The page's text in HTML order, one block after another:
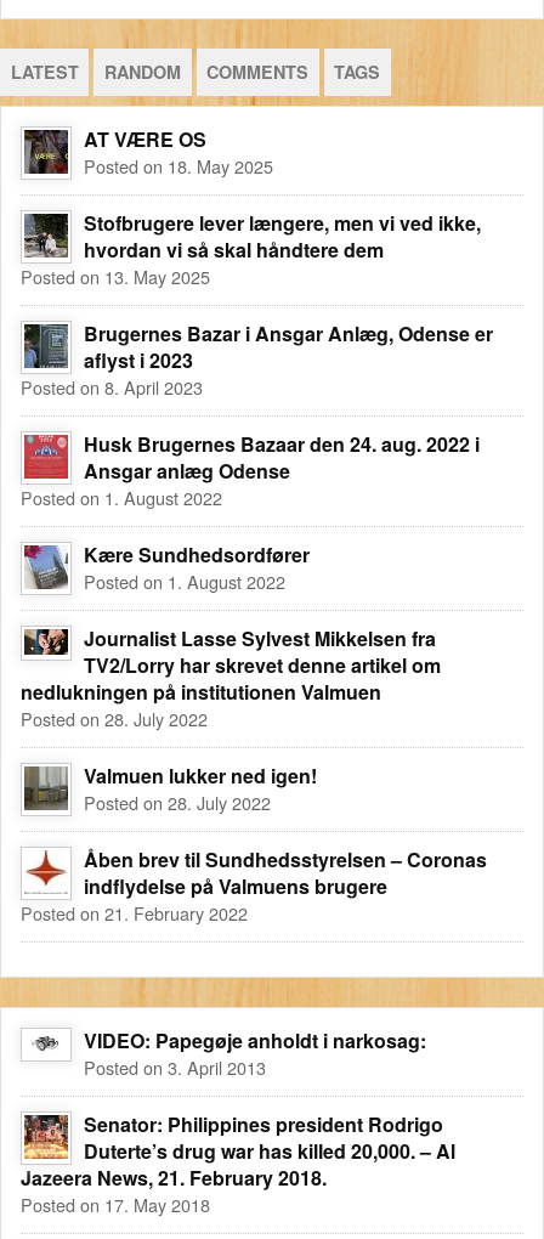
LATEST RANDOM COMMENTS TAGS
AT VÆRE OS
Posted on 18. May 2025
Stofbrugere lever længere, men vi ved ikke,
hvordan vi så skal håndtere dem
Posted on 13. May 2025
Brugernes Bazar i Ansgar Anlæg, Odense er
aflyst i 2023
Posted on 8. April 2023
Husk Brugernes Bazaar den 24. aug. 2022 i
Ansgar anlæg Odense
Posted on 1. August 2022
Kære Sundhedsordfører
Posted on 1. August 2022
Journalist Lasse Sylvest Mikkelsen fra
TV2/Lorry har skrevet denne artikel om
nedlukningen på institutionen Valmuen
Posted on 28. July 2022
Valmuen lukker ned igen!
Posted on 28. July 2022
Åben brev til Sundhedsstyrelsen – Coronas
indflydelse på Valmuens brugere
Posted on 21. February 2022
VIDEO: Papegøje anholdt i narkosag:
Posted on 3. April 2013
Senator: Philippines president Rodrigo
Duterte’s drug war has killed 20,000. – Al
Jazeera News, 21. February 2018.
Posted on 17. May 2018